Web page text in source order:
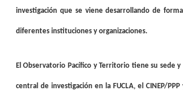
investigación que se viene desarrollando de
diferentes instituciones y organizaciones.
El Observatorio Pacífico y Territorio tiene su sede
central de investigación en la FUCLA, el CINEP/